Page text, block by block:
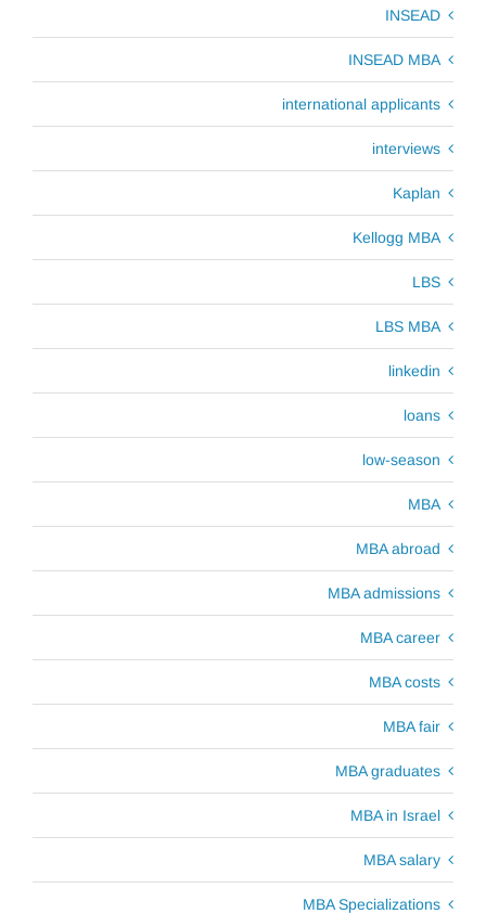
INSEAD
INSEAD MBA
international applicants
interviews
Kaplan
Kellogg MBA
LBS
LBS MBA
linkedin
loans
low-season
MBA
MBA abroad
MBA admissions
MBA career
MBA costs
MBA fair
MBA graduates
MBA in Israel
MBA salary
MBA Specializations